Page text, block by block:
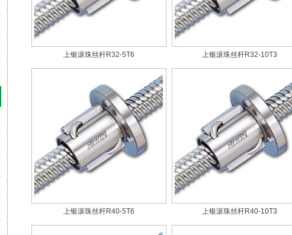
上银滚珠丝杆R32-5T6 上银滚珠丝杆R32-10T3
上银滚珠丝杆R40-5T6 上银滚珠丝杆R40-10T3